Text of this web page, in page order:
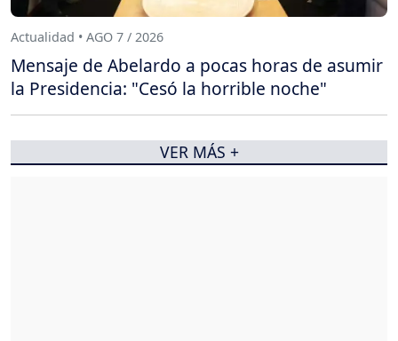
Actualidad • AGO 7 / 2026
Mensaje de Abelardo a pocas horas de asumir
la Presidencia: "Cesó la horrible noche"
VER MÁS +